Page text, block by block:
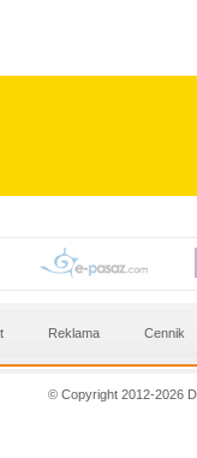
Reklama Cennik
© Copyright 2012-2026